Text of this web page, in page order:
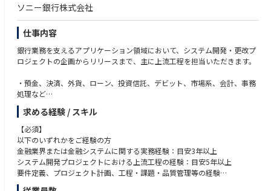
ソニー銀行株式会社
仕事内容
銀行業務を支えるアプリケーション領域において、システム開発・更改プ
ロジェクトの企画からリリースまで、主に上流工程を担当いただきます。
・預金、決済、外貨、ローン、投資信託、デビット、市場系、会計、事務
処理など
・銀行業務領域に関わる各種ITプロジェクトのプロジェクトマネジメント
・上流工程（プロジェクト計画、要件定義、ソリューション選定、ITアー
キテクチャ検討 等）
※業務領域は幅広く、ご経験やご志向に応じて担当領域を検討します。
自ら実装を担当することを前提としたポジションではなく、業務部門と開
発ベンダーの間に立ち、プロジェクト全体を前に進める役割です。
求める経験 / スキル
【必須】
以下のいずれかをご経験の方
金融業界または金融システムに関する実務経験：目安3年以上
システム開発プロジェクトにおける上流工程の経験：目安5年以上
要件定義、プロジェクト計画、工程・課題・品質管理等の経験
プロジェクトリーダー、プロジェクトマネージャー、PMO等として、関係